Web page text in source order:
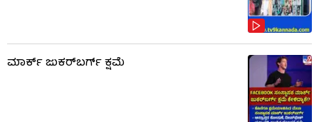
ಮಾರ್ಕ್ ಜುಕರ್‌ಬರ್ಗ್ ಕ್ಷಮೆ